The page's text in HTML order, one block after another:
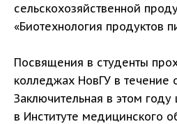
сельскохозяйственной
«Биотехнология продуктов
Посвящения в студенты
колледжах НовГУ в течение
Заключительная в этом
в Институте медицинского